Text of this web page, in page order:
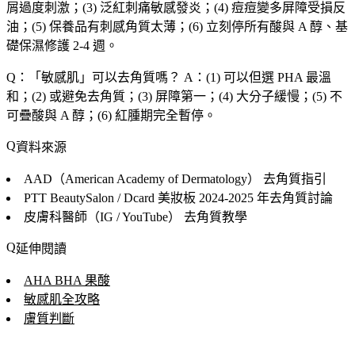
屑過度刺激；(3) 泛紅刺痛敏感發炎；(4) 痘痘變多屏障受損反
油；(5) 保養品有刺感角質太薄；(6) 立刻停所有酸與 A 醇、基
礎保濕修護 2-4 週。
Q：「 敏感肌 」可以去角質嗎？ A：(1) 可以但選 PHA 最溫
和；(2) 或避免去角質；(3) 屏障第一；(4) 大分子緩慢；(5) 不
可疊酸與 A 醇；(6) 紅腫期完全暫停。
資料來源
AAD（American Academy of Dermatology）
去角質指引
PTT BeautySalon / Dcard 美妝板 2024-2025 年去角質討論
皮膚科醫師（IG / YouTube）
去角質教學
延伸閱讀
AHA BHA 果酸
敏感肌全攻略
膚質判斷